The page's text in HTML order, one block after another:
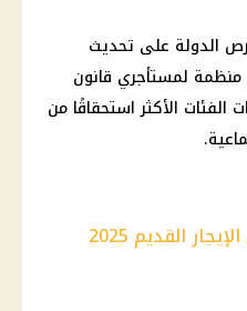
الدولة على تحديث
لمستأجري قانون
الفئات الأكثر استحقاقًا من
القديم 2025